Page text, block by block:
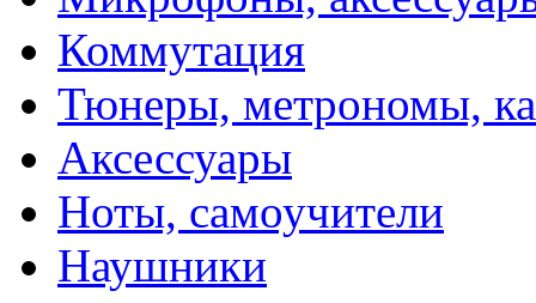
Коммутация
Тюнеры, метрономы,
Аксессуары
Ноты, самоучители
Наушники